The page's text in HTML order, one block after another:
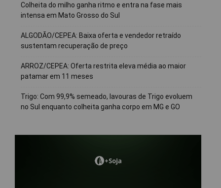
Colheita do milho ganha ritmo e entra na fase mais
intensa em Mato Grosso do Sul
ALGODÃO/CEPEA: Baixa oferta e vendedor retraído
sustentam recuperação de preço
ARROZ/CEPEA: Oferta restrita eleva média ao maior
patamar em 11 meses
Trigo: Com 99,9% semeado, lavouras de Trigo evoluem
no Sul enquanto colheita ganha corpo em MG e GO